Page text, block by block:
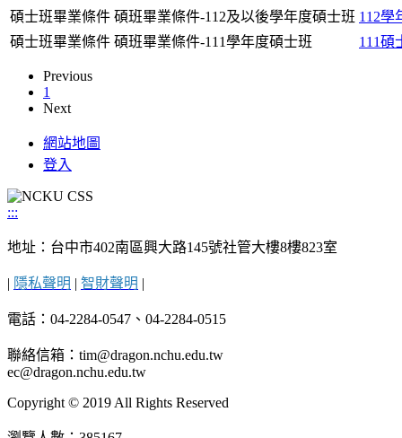
碩士班畢業條件 碩班畢業條件-112及以後學年度碩士班 112學
碩士班畢業條件 碩班畢業條件-111學年度碩士班 111碩
Previous
1
Next
網站地圖
登入
:::
地址：台中市402南區興大路145號社管大樓8樓823室
| 隱私聲明 | 智財聲明 |
電話：04-2284-0547、04-2284-0515
聯絡信箱：tim@dragon.nchu.edu.tw
ec@dragon.nchu.edu.tw
Copyright © 2019 All Rights Reserved